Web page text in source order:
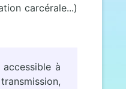
carcérale...)
à